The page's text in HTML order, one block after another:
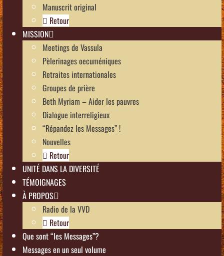
Manuscrit original
Retour
MISSION
Meetings de Vassula
Pèlerinages oecuméniques
Retraites internationales
Groupes de prière
Beth Myriam – Aider les pauvres
Dialogue interreligieux
“Répandez les Messages” !
Nouvelles
Retour
UNITÉ DANS LA DIVERSITÉ
TÉMOIGNAGES
À PROPOS
Radio de la VVD
Retour
Que sont “les Messages”?
Messages en un seul volume